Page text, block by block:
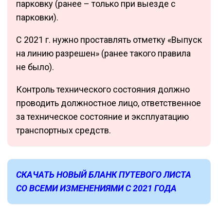
парковку (ранее – только при выезде с
парковки).
С 2021 г. нужно проставлять отметку «Выпуск
на линию разрешен» (ранее такого правила
не было).
Контроль технического состояния должно
проводить должностное лицо, ответственное
за техническое состояние и эксплуатацию
транспортных средств.
СКАЧАТЬ НОВЫЙ БЛАНК ПУТЕВОГО ЛИСТА
СО ВСЕМИ ИЗМЕНЕНИЯМИ С 2021 ГОДА